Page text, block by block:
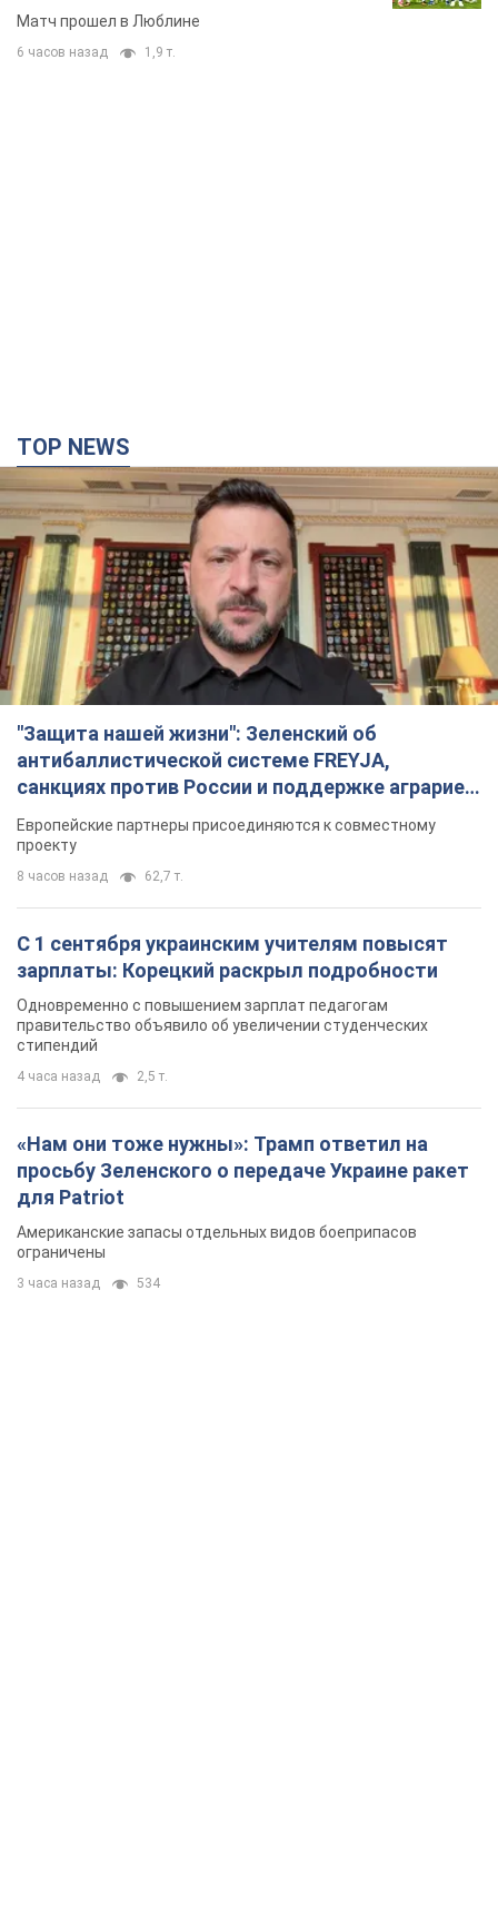
Матч прошел в Люблине
6 часов назад 1,9 т.
TOP NEWS
"Защита нашей жизни": Зеленский об
антибаллистической системе FREYJA,
санкциях против России и поддержке аграриев.
Видео
Европейские партнеры присоединяются к совместному
проекту
8 часов назад 62,7 т.
С 1 сентября украинским учителям повысят
зарплаты: Корецкий раскрыл подробности
Одновременно с повышением зарплат педагогам
правительство объявило об увеличении студенческих
стипендий
4 часа назад 2,5 т.
«Нам они тоже нужны»: Трамп ответил на
просьбу Зеленского о передаче Украине ракет
для Patriot
Американские запасы отдельных видов боеприпасов
ограничены
3 часа назад 534